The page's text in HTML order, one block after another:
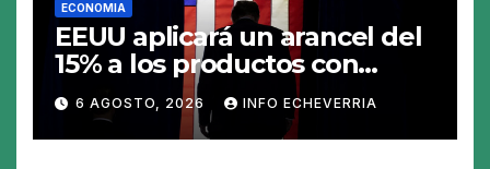
ECONOMIA
EEUU aplicará un arancel del
15% a los productos con
polisilicio para frenar el
avance de China
6 AGOSTO, 2026 INFO ECHEVERRIA